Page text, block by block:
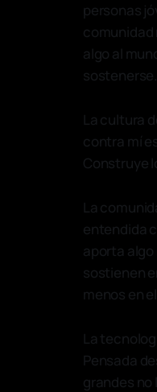
personas
comunidad
algo al
sostenerse.
La cultura
contra mí
Construye
La
entendida
aporta
sostienen
menos en
La
Pensada
grandes no